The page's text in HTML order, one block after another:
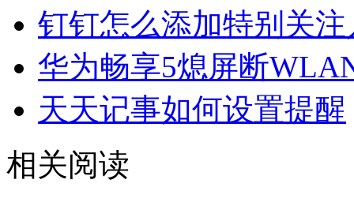
钉钉怎么添加特别关注
华为畅享5熄屏断
天天记事如何设置提醒
相关阅读